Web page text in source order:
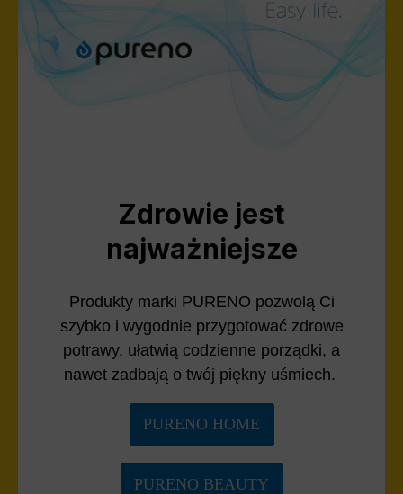
Zdrowie jest
najważniejsze
Produkty marki PURENO pozwolą Ci
szybko i wygodnie przygotować zdrowe
potrawy, ułatwią codzienne porządki, a
nawet zadbają o twój piękny uśmiech.
PURENO HOME
PURENO BEAUTY